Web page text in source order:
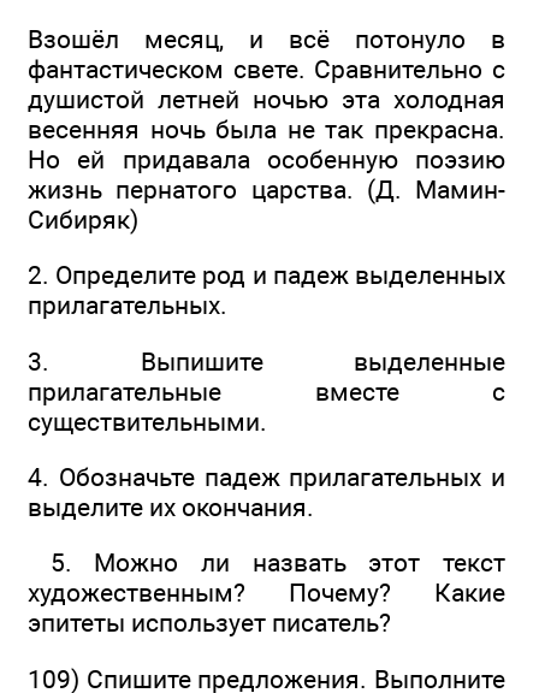
Взошёл месяц, и всё потонуло в
фантастическом свете. Сравнительно с
душистой летней ночью эта холодная
весенняя ночь была не так прекрасна.
Но ей придавала особенную поэзию
жизнь пернатого царства. (Д. Мамин-
Сибиряк)
2. Определите род и падеж выделенных
прилагательных.
3. Выпишите выделенные
прилагательные вместе с
существительными.
4. Обозначьте падеж прилагательных и
выделите их окончания.
5. Можно ли назвать этот текст
художественным? Почему? Какие
эпитеты использует писатель?
109) Спишите предложения. Выполните